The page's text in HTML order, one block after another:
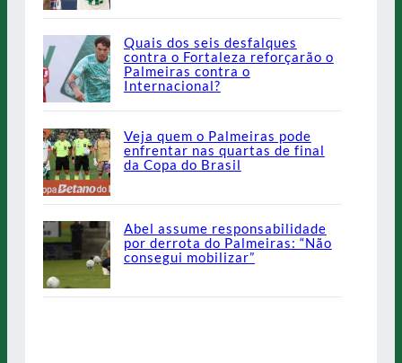
Quais dos seis desfalques
contra o Fortaleza reforçarão o
Palmeiras contra o
Internacional?
Veja quem o Palmeiras pode
enfrentar nas quartas de final
da Copa do Brasil
Abel assume responsabilidade
por derrota do Palmeiras: “Não
consegui mobilizar”